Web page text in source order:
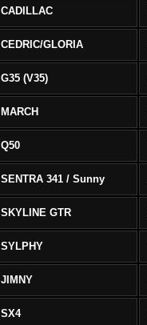
CADILLAC
CEDRIC/GLORIA
G35 (V35)
MARCH
Q50
SENTRA 341 / Sunny
SKYLINE GTR
SYLPHY
JIMNY
SX4